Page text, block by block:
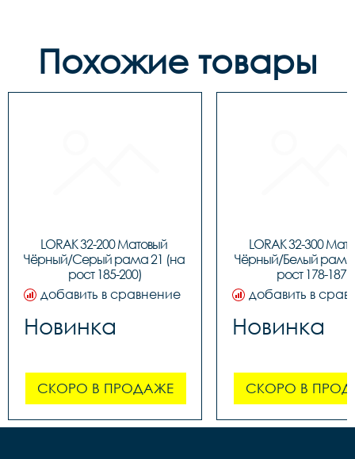
Похожие товары
LORAK 32-200 Матовый
Чёрный/Серый рама 21 (на
рост 185-200)
добавить в сравнение
Новинка
СКОРО В ПРОДАЖЕ
LORAK 32-300
Чёрный/Белый рама
рост 178-187)
добавить в
Новинка
СКОРО В